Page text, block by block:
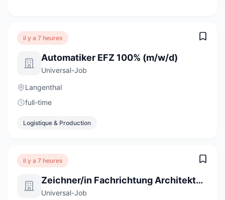
il y a 7 heures
Automatiker EFZ 100% (m/w/d)
Universal-Job
Langenthal
full-time
Logistique & Production
il y a 7 heures
Zeichner/in Fachrichtung Architektur EFZ 100%
Universal-Job